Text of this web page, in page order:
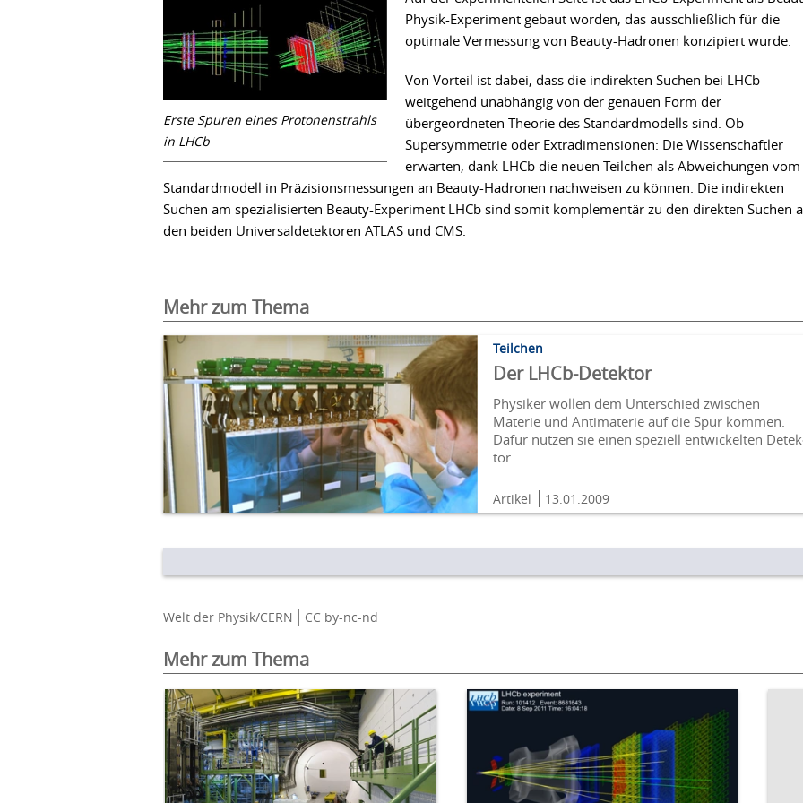
Erste Spuren eines Protonenstrahls
in LHCb
Physik-Experiment gebaut worden, das ausschließlich für die
optimale Vermessung von Beauty-Hadronen konzipiert wurde.
Von Vorteil ist dabei, dass die indirekten Suchen bei LHCb
weitgehend unabhängig von der genauen Form der
übergeordneten Theorie des Standardmodells sind. Ob
Supersymmetrie oder Extradimensionen: Die Wissenschaftler
erwarten, dank LHCb die neuen Teilchen als Abweichungen vom
Standardmodell in Präzisionsmessungen an Beauty-Hadronen nachweisen zu können. Die indirekten
Suchen am spezialisierten Beauty-Experiment LHCb sind somit komplementär zu den direkten Suchen
den beiden Universaldetektoren ATLAS und CMS.
Mehr zum Thema
Teilchen
Der LHCb-Detektor
Physiker wollen dem Unter­schied zwischen
Materie und Anti­materie auf die Spur kommen.
Dafür nutzen sie einen speziell entwickelten
tor.
Artikel 13.01.2009
Welt der Physik/CERN CC by-nc-nd
Mehr zum Thema